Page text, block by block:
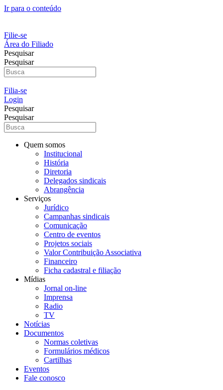
Ir para o conteúdo
Filie-se
Área do Filiado
Pesquisar
Pesquisar
Filia-se
Login
Pesquisar
Pesquisar
Quem somos
Institucional
História
Diretoria
Delegados sindicais
Abrangência
Serviços
Jurídico
Campanhas sindicais
Comunicação
Centro de eventos
Projetos sociais
Valor Contribuição Associativa
Financeiro
Ficha cadastral e filiação
Mídias
Jornal on-line
Imprensa
Radio
TV
Notícias
Documentos
Normas coletivas
Formulários médicos
Cartilhas
Eventos
Fale conosco